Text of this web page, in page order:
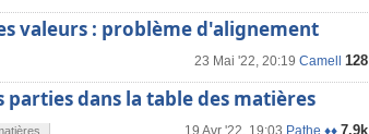
valeurs : problème d'alignement
23 Mai '22, 20:19 Camell 128
dans la table des matières
19 Avr '22, 19:03 Pathe ♦♦ 7.9k